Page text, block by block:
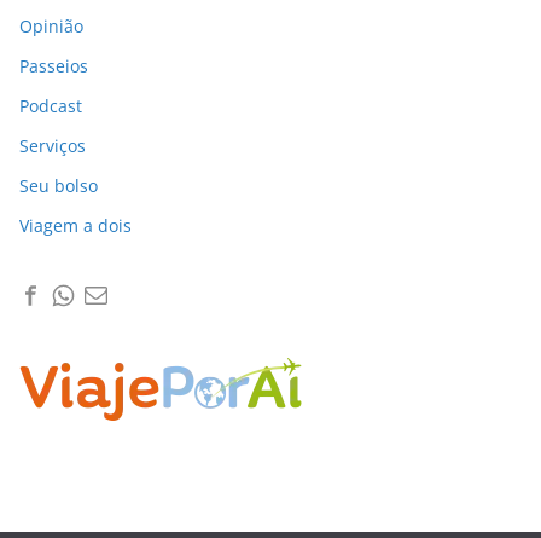
Opinião
Passeios
Podcast
Serviços
Seu bolso
Viagem a dois